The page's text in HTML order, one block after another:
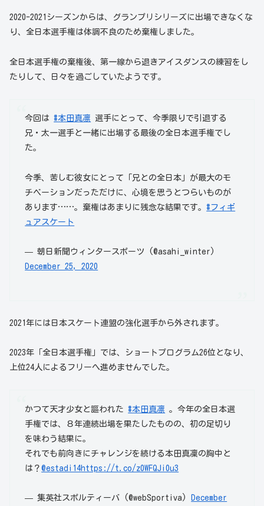
2020-2021シーズンからは、グランプリシリーズに出場できなくな
り、全日本選手権は体調不良のため棄権しました。
全日本選手権の棄権後、第一線から退きアイスダンスの練習をし
たりして、日々を過ごしていたようです。
今回は#本田真凛 選手にとって、今季限りで引退する
兄・太一選手と一緒に出場する最後の全日本選手権でし
た。
今季、苦しむ彼女にとって「兄との全日本」が最大のモ
チベーションだっただけに、心境を思うとつらいものが
あります……。棄権はあまりに残念な結果です。#フィギ
ュアスケート
— 朝日新聞ウィンタースポーツ (@asahi_winter)
December 25, 2020
2021年には日本スケート連盟の強化選手から外されます。
2023年「全日本選手権」では、ショートプログラム26位となり、
上位24人によるフリーへ進めませんでした。
かつて天才少女と謳われた#本田真凛 。今年の全日本選
手権では、８年連続出場を果たしたものの、初の足切り
を味わう結果に。
それでも前向きにチャレンジを続ける本田真凜の胸中と
は？@estadi14https://t.co/z0WFQJi0u3
— 集英社スポルティーバ (@webSportiva)December